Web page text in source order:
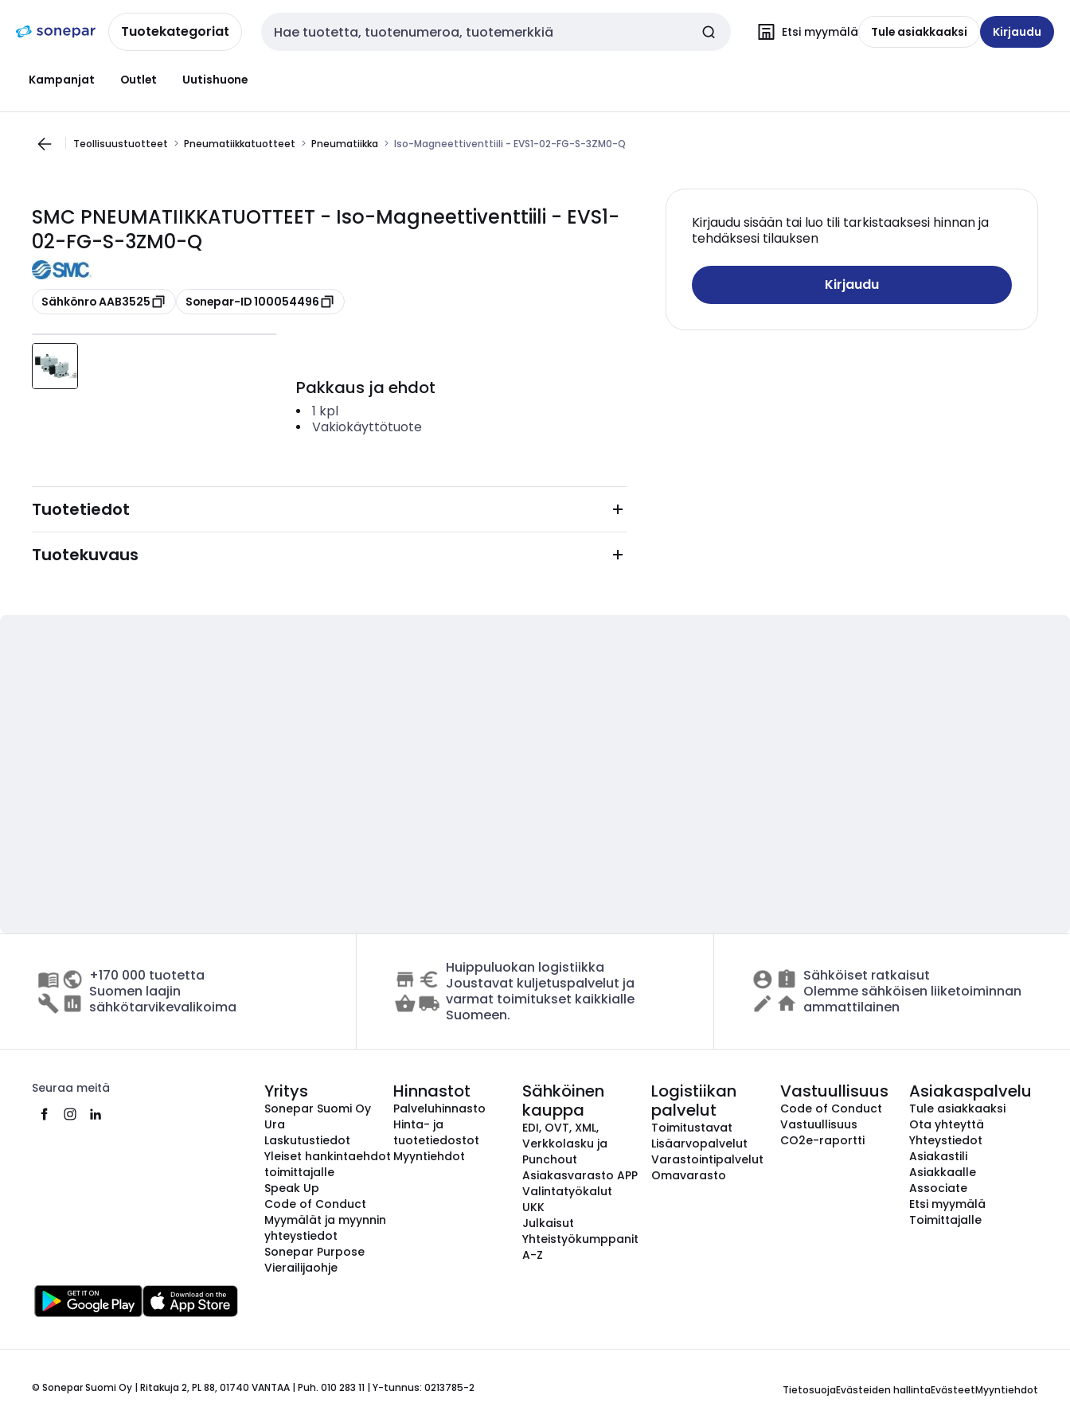
navigointiinsisältöönTuotekategoriat Haku Etsi myymälä Tule asiakkaaksi Kirjaudu
Kampanjat Outlet Uutishuone
Teollisuustuotteet Pneumatiikkatuotteet Pneumatiikka Iso-Magneettiventtiili - EVS1-02-FG-S-3ZM0-Q
SMC PNEUMATIIKKATUOTTEET - Iso-Magneettiventtiili - EVS1-
02-FG-S-3ZM0-Q
Kopioi
Sähkönro AAB3525 Kopioi
Sonepar-ID 100054496
Kirjaudu sisään tai luo tili tarkistaaksesi hinnan ja
tehdäksesi tilauksen
Kirjaudu
Pakkaus ja ehdot
1 kpl
Vakiokäyttötuote
Tuotetiedot
Tuotekuvaus
+170 000 tuotetta
Suomen laajin
sähkötarvikevalikoima
Huippuluokan logistiikka
Joustavat kuljetuspalvelut ja
varmat toimitukset kaikkialle
Suomeen.
Sähköiset ratkaisut
Olemme sähköisen liiketoiminnan
ammattilainen
Seuraa meitä Yritys
Sonepar Suomi Oy
Ura
Laskutustiedot
Yleiset hankintaehdot
toimittajalle
Speak Up
Code of Conduct
Myymälät ja myynnin
yhteystiedot
Sonepar Purpose
Vierailijaohje
Hinnastot
Palveluhinnasto
Hinta- ja
tuotetiedostot
Myyntiehdot
Sähköinen
kauppa
EDI, OVT, XML,
Verkkolasku ja
Punchout
Asiakasvarasto APP
Valintatyökalut
UKK
Julkaisut
Yhteistyökumppanit
A-Z
Logistiikan
palvelut
Toimitustavat
Lisäarvopalvelut
Varastointipalvelut
Omavarasto
Vastuullisuus
Code of Conduct
Vastuullisuus
CO2e-raportti
Asiakaspalvelu
Tule asiakkaaksi
Ota yhteyttä
Yhteystiedot
Asiakastili
Asiakkaalle
Associate
Etsi myymälä
Toimittajalle
© Sonepar Suomi Oy | Ritakuja 2, PL 88, 01740 VANTAA | Puh. 010 283 11 | Y-tunnus: 0213785-2 TietosuojaEvästeiden hallintaEvästeetMyyntiehdot